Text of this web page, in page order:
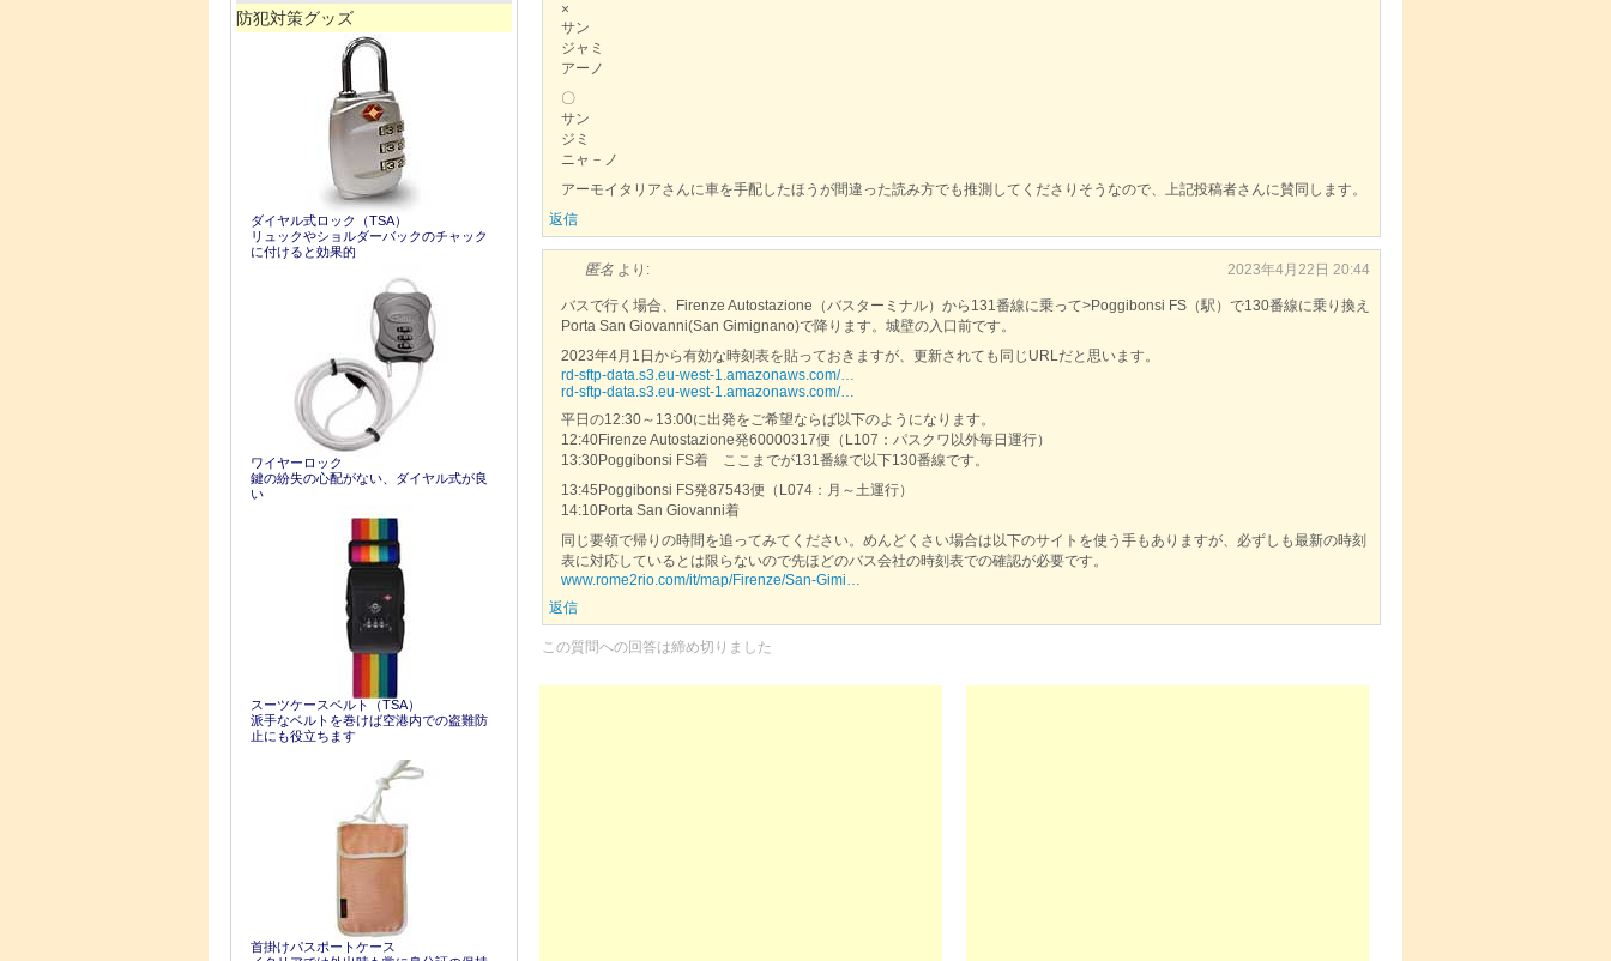
×
サン
ジャミ
アーノ
〇
サン
ジミ
ニャ－ノ
アーモイタリアさんに車を手配したほうが間違った読み方でも推測してくださりそうなので、上記投稿者さんに賛同します。
返信
匿名 より: 2023年4月22日 20:44
バスで行く場合、Firenze Autostazione（バスターミナル）から131番線に乗って>Poggibonsi FS（駅）で130番線に乗り換え
Porta San Giovanni(San Gimignano)で降ります。城壁の入口前です。
2023年4月1日から有効な時刻表を貼っておきますが、更新されても同じURLだと思います。
rd-sftp-data.s3.eu-west-1.amazonaws.com/…
rd-sftp-data.s3.eu-west-1.amazonaws.com/…
平日の12:30～13:00に出発をご希望ならば以下のようになります。
12:40Firenze Autostazione発60000317便（L107：パスクワ以外毎日運行）
13:30Poggibonsi FS着 ここまでが131番線で以下130番線です。
13:45Poggibonsi FS発87543便（L074：月～土運行）
14:10Porta San Giovanni着
同じ要領で帰りの時間を追ってみてください。めんどくさい場合は以下のサイトを使う手もありますが、必ずしも最新の時刻
表に対応しているとは限らないので先ほどのバス会社の時刻表での確認が必要です。
www.rome2rio.com/it/map/Firenze/San-Gimi…
返信
この質問への回答は締め切りました
防犯対策グッズ
ダイヤル式ロック（TSA）
リュックやショルダーバックのチャック
に付けると効果的
ワイヤーロック
鍵の紛失の心配がない、ダイヤル式が良
い
スーツケースベルト（TSA）
派手なベルトを巻けば空港内での盗難防
止にも役立ちます
首掛けパスポートケース